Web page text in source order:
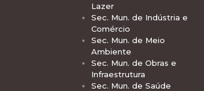
Lazer
Sec. Mun. de Indústria e
Comércio
Sec. Mun. de Meio
Ambiente
Sec. Mun. de Obras e
Infraestrutura
Sec. Mun. de Saúde